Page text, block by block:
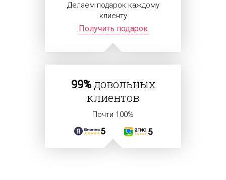
Делаем подарок каждому
клиенту
Получить подарок
99%довольных
клиентов
Почти 100%